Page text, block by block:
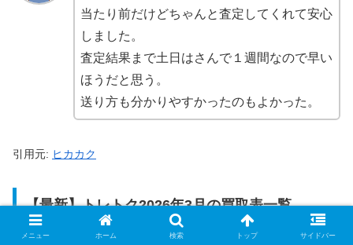
当たり前だけどちゃんと査定してくれて安心
しました。
査定結果まで土日はさんで１週間なので早い
ほうだと思う。
送り方も分かりやすかったのもよかった。
引用元: ヒカカク
【最新】トレトク2026年3月の買取表一覧
メニュー ホーム 検索 トップ サイドバー